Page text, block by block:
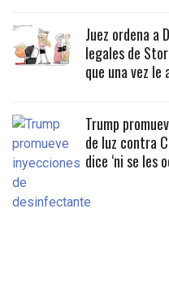
Juez ordena a
legales de
que una vez
Trump
de luz contra
dice ‘ni se les